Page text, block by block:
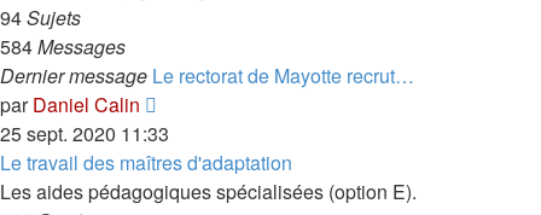
94Sujets
584Messages
Dernier message Le rectorat de Mayotte recrut…
parDaniel Calin
le
dernier
message
25 sept. 2020 11:33
Le travail des maîtres d'adaptation
Les aides pédagogiques spécialisées (option E).